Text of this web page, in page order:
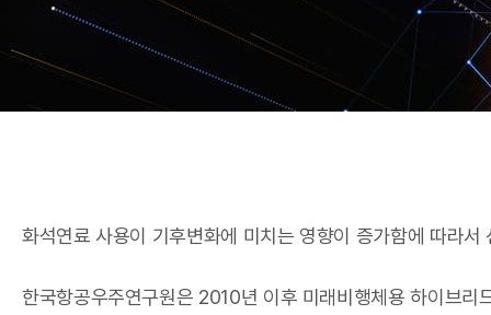
R
화석연료 사용이 기후변화에 미치는 영향이 증가함에 따라
한국항공우주연구원은 2010년 이후 미래비행체용 하이브